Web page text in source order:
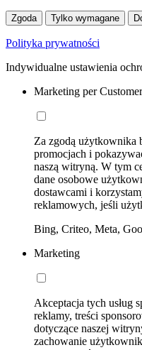
Zgoda Tylko wymagane
Polityka prywatności
Indywidualne ustawienia
Marketing per
Za zgodą użytkownika
promocjach i
naszą witryną. W tym
dane osobowe
dostawcami i
reklamowych, jeśli
Bing, Criteo, Meta,
Marketing
Akceptacja tych usług
reklamy, treści
dotyczące naszej
zachowanie